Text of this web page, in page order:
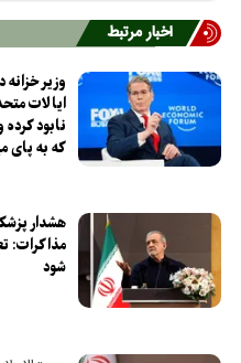
اخبار مرتبط
وزیر خزانه
ایالات
نابود
که به پای
هشدار
مذاکرات:
شود